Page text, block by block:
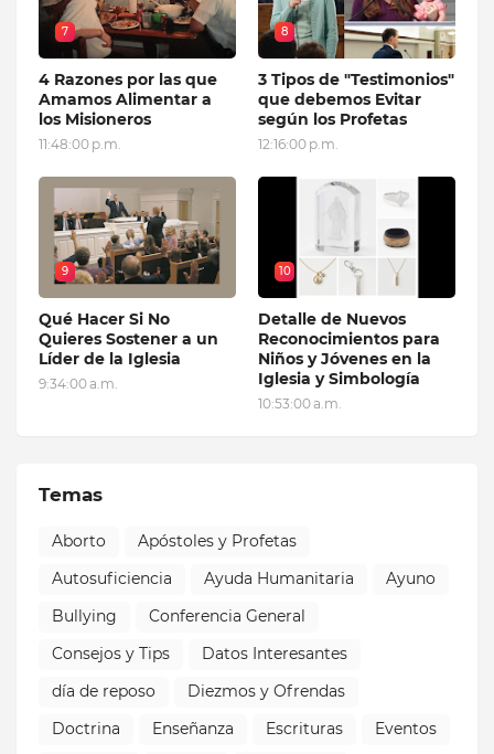
7
4 Razones por las que
Amamos Alimentar a
los Misioneros
11:48:00 p.m.
8
3 Tipos de "Testimonios"
que debemos Evitar
según los Profetas
12:16:00 p.m.
9
Qué Hacer Si No
Quieres Sostener a un
Líder de la Iglesia
9:34:00 a.m.
10
Detalle de Nuevos
Reconocimientos para
Niños y Jóvenes en la
Iglesia y Simbología
10:53:00 a.m.
Temas
Aborto
Apóstoles y Profetas
Autosuficiencia
Ayuda Humanitaria
Ayuno
Bullying
Conferencia General
Consejos y Tips
Datos Interesantes
día de reposo
Diezmos y Ofrendas
Doctrina
Enseñanza Escrituras
Eventos